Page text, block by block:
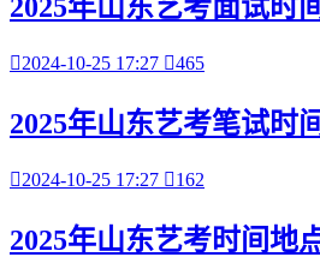
2025年山东艺考面试时
2024-10-25 17:27 465
2025年山东艺考笔试时
2024-10-25 17:27 162
2025年山东艺考时间地